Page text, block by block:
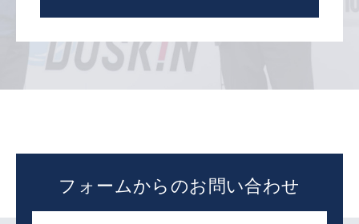
フォームからのお問い合わせ